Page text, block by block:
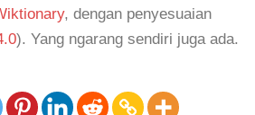
, dengan penyesuaian
). Yang ngarang sendiri juga ada.